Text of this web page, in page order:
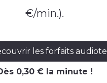
€/min.).
les forfaits audiotel
0,30 € la minute !